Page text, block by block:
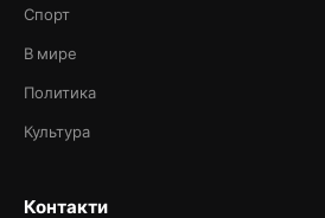
Спорт
В мире
Политика
Культура
Контакти